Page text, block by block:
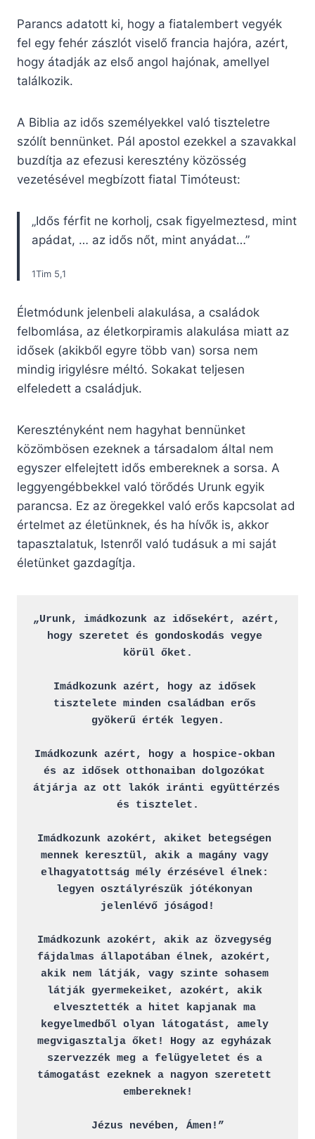
Parancs adatott ki, hogy a fiatalembert vegyék
fel egy fehér zászlót viselő francia hajóra, azért,
hogy átadják az első angol hajónak, amellyel
találkozik.
A Biblia az idős személyekkel való tiszteletre
szólít bennünket. Pál apostol ezekkel a szavakkal
buzdítja az efezusi keresztény közösség
vezetésével megbízott fiatal Timóteust:
„Idős férfit ne korholj, csak figyelmeztesd, mint
apádat, … az idős nőt, mint anyádat…”
1Tim 5,1
Életmódunk jelenbeli alakulása, a családok
felbomlása, az életkorpiramis alakulása miatt az
idősek (akikből egyre több van) sorsa nem
mindig irigylésre méltó. Sokakat teljesen
elfeledett a családjuk.
Keresztényként nem hagyhat bennünket
közömbösen ezeknek a társadalom által nem
egyszer elfelejtett idős embereknek a sorsa. A
leggyengébbekkel való törődés Urunk egyik
parancsa. Ez az öregekkel való erős kapcsolat ad
értelmet az életünknek, és ha hívők is, akkor
tapasztalatuk, Istenről való tudásuk a mi saját
életünket gazdagítja.
„Urunk, imádkozunk az idősekért, azért,
hogy szeretet és gondoskodás vegye
körül őket.
Imádkozunk azért, hogy az idősek
tisztelete minden családban erős
gyökerű érték legyen.
Imádkozunk azért, hogy a hospice-okban
és az idősek otthonaiban dolgozókat
átjárja az ott lakók iránti együttérzés
és tisztelet.
Imádkozunk azokért, akiket betegségen
mennek keresztül, akik a magány vagy
elhagyatottság mély érzésével élnek:
legyen osztályrészük jótékonyan
jelenlévő jóságod!
Imádkozunk azokért, akik az özvegység
fájdalmas állapotában élnek, azokért,
akik nem látják, vagy szinte sohasem
látják gyermekeiket, azokért, akik
elvesztették a hitet kapjanak ma
kegyelmedből olyan látogatást, amely
megvigasztalja őket! Hogy az egyházak
szervezzék meg a felügyeletet és a
támogatást ezeknek a nagyon szeretett
embereknek!
Jézus nevében, Ámen!”